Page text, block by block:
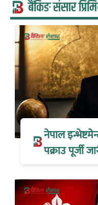
बैंकिङ संसार
नेपाल
पक्राउ पूर्जी